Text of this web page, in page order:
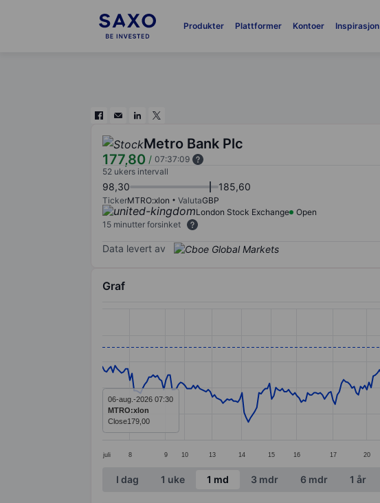
Produkter Plattformer Kontoer Inspirasjon
Metro Bank Plc
177,80 / 07:37:09
52 ukers intervall
98,30 185,60
TickerMTRO:xlon ValutaGBP
London Stock Exchange
Open
15 minutter forsinket
Data levert av
Graf
The chart has 1 X axis displaying categories.
The chart has 1 Y axis displaying values. Data ranges
juli 8 9 10 13 14 15 16 17 20
06-aug.-2026 07:30
MTRO:xlon
Close179,00
End of interactive chart.
I dag 1 uke 1 md 3 mdr 6 mdr 1 år